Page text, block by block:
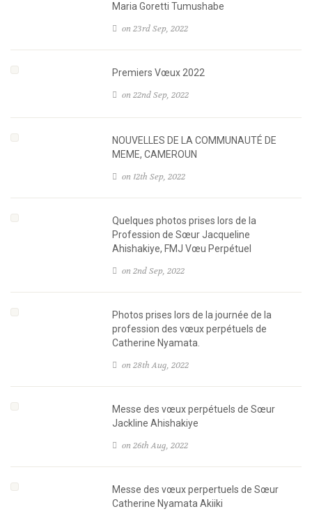
Maria Goretti Tumushabe
on 23rd Sep, 2022
Premiers Vœux 2022
on 22nd Sep, 2022
NOUVELLES DE LA COMMUNAUTÉ DE
MEME, CAMEROUN
on 12th Sep, 2022
Quelques photos prises lors de la
Profession de Sœur Jacqueline
Ahishakiye, FMJ Vœu Perpétuel
on 2nd Sep, 2022
Photos prises lors de la journée de la
profession des vœux perpétuels de
Catherine Nyamata.
on 28th Aug, 2022
Messe des vœux perpétuels de Sœur
Jackline Ahishakiye
on 26th Aug, 2022
Messe des vœux perpertuels de Sœur
Catherine Nyamata Akiiki